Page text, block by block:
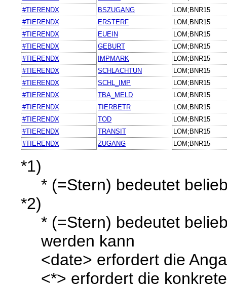
#TIERENDX
BSZUGANG
LOM;BNR15
#TIERENDX
ERSTERF
LOM;BNR15
#TIERENDX
EUEIN
LOM;BNR15
#TIERENDX
GEBURT
LOM;BNR15
#TIERENDX
IMPMARK
LOM;BNR15
#TIERENDX
SCHLACHTUN
LOM;BNR15
#TIERENDX
SCHL_IMP
LOM;BNR15
#TIERENDX
TBA_MELD
LOM;BNR15
#TIERENDX
TIERBETR
LOM;BNR15
#TIERENDX
TOD
LOM;BNR15
#TIERENDX
TRANSIT
LOM;BNR15
#TIERENDX
ZUGANG LOM;BNR15
*1)
* (=Stern) bedeutet
*2)
* (=Stern) bedeutet
werden kann
<date> erfordert die
<*> erfordert die